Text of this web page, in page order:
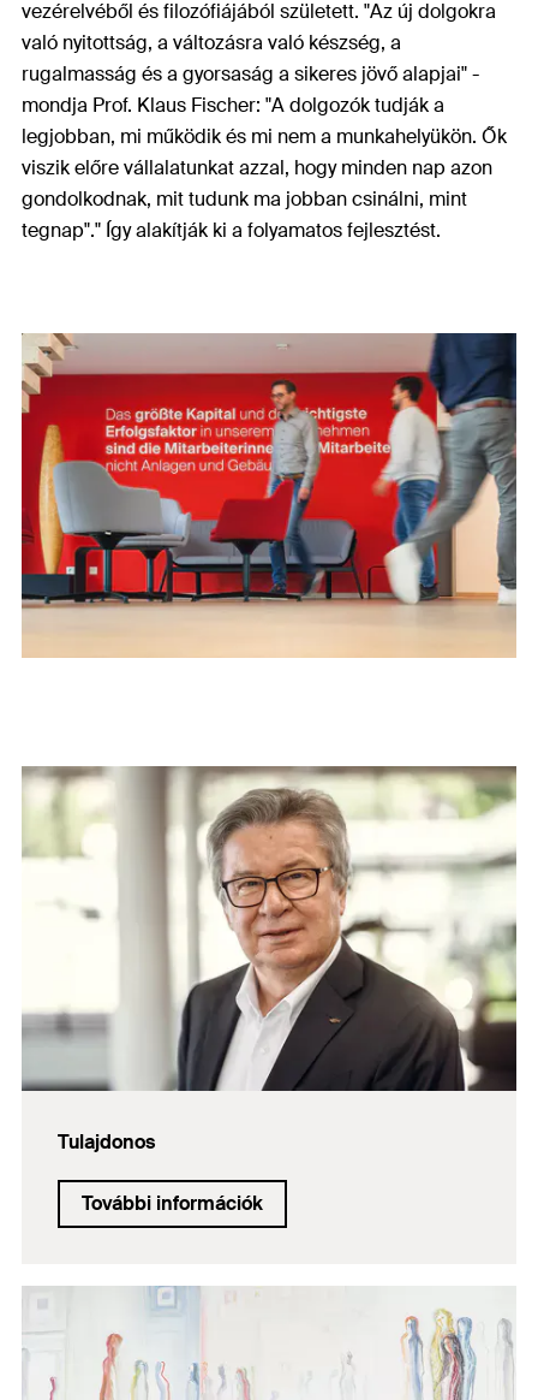
vezérelvéből és filozófiájából született. "Az új dolgokra
való nyitottság, a változásra való készség, a
rugalmasság és a gyorsaság a sikeres jövő alapjai" -
mondja Prof. Klaus Fischer: "A dolgozók tudják a
legjobban, mi működik és mi nem a munkahelyükön. Ők
viszik előre vállalatunkat azzal, hogy minden nap azon
gondolkodnak, mit tudunk ma jobban csinálni, mint
tegnap"." Így alakítják ki a folyamatos fejlesztést.
Tulajdonos
További információk